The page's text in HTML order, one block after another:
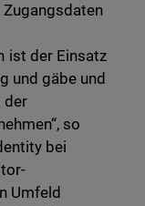
ist der Einsatz
und gäbe und
der
so
bei
Umfeld